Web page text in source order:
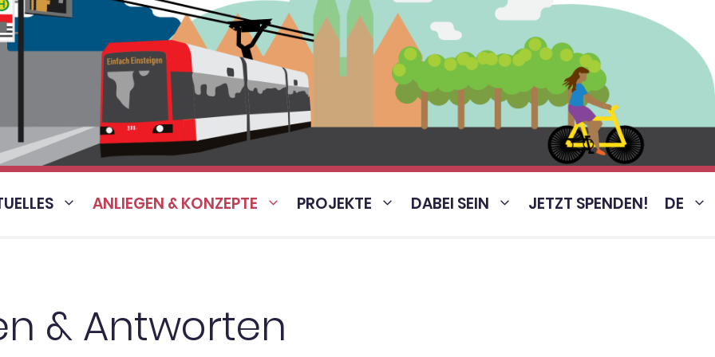
ANLIEGEN & KONZEPTE PROJEKTE DABEI SEIN JETZT SPENDEN! DE
& Antworten